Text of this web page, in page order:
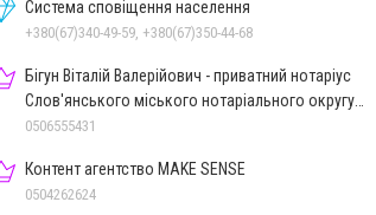
Система сповіщення населення
+380(67)340-49-59, +380(67)350-44-68
Бігун Віталій Валерійович - приватний нотаріус
Слов'янського міського нотаріального округу
Дон.обл.
0506555431
Контент агентство MAKE SENSE
0504262624